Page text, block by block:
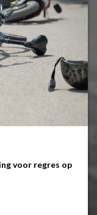
voor regres op